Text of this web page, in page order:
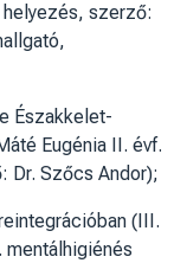
helyezés, szerző:
Északkelet-
Eugénia II. évf.
Dr. Szőcs Andor);
(III.